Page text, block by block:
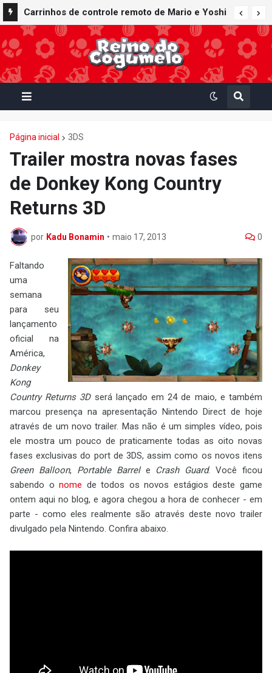
Nintendo Music recebe trilhas sonoras de
Virtual Boy Wario Land, Mario Clash e Mario's
Tennis em adição histórica ao catálogo
Carrinhos de controle remoto de Mario e Yoshi
inspirados em Mario Kart World são lançados
pela fabricante Kyosho Egg
Página inicial 3DS
Trailer mostra novas fases
de Donkey Kong Country
Returns 3D
por Kadu Bonamin • maio 17, 2013 0
Faltando
uma
semana
para seu
lançamento
oficial na
América,
Donkey
Kong
Country Returns 3Dserá lançado em 24 de maio, e também
marcou presença na apresentação Nintendo Direct de hoje
através de um novo trailer. Mas não é um simples vídeo, pois
ele mostra um pouco de praticamente todas as oito novas
fases exclusivas do port de 3DS, assim como os novos itens
Green Balloon, Portable Barrele Crash Guard. Você ficou
sabendo onome de todos os novos estágios deste game
ontem aqui no blog, e agora chegou a hora de conhecer - em
parte - como eles realmente são através deste novo trailer
divulgado pela Nintendo. Confira abaixo.